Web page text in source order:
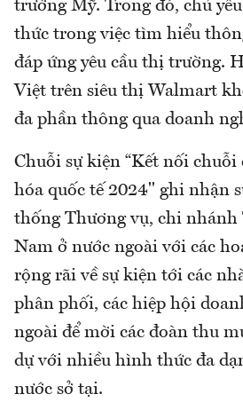
trường Mỹ. Trong đó, chủ
thức trong việc tìm hiểu
đáp ứng yêu cầu thị trường.
Việt trên siêu thị Walmart
đa phần thông qua doanh
Chuỗi sự kiện “Kết nối chuỗi
hóa quốc tế 2024" ghi nhận
thống Thương vụ, chi nhánh
Nam ở nước ngoài với các
rộng rãi về sự kiện tới các
phân phối, các hiệp hội
ngoài để mời các đoàn thu
dự với nhiều hình thức đa
nước sở tại.